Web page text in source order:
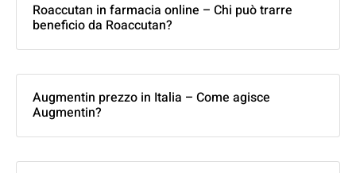
Roaccutan in farmacia online – Chi può trarre
beneficio da Roaccutan?
Augmentin prezzo in Italia – Come agisce
Augmentin?